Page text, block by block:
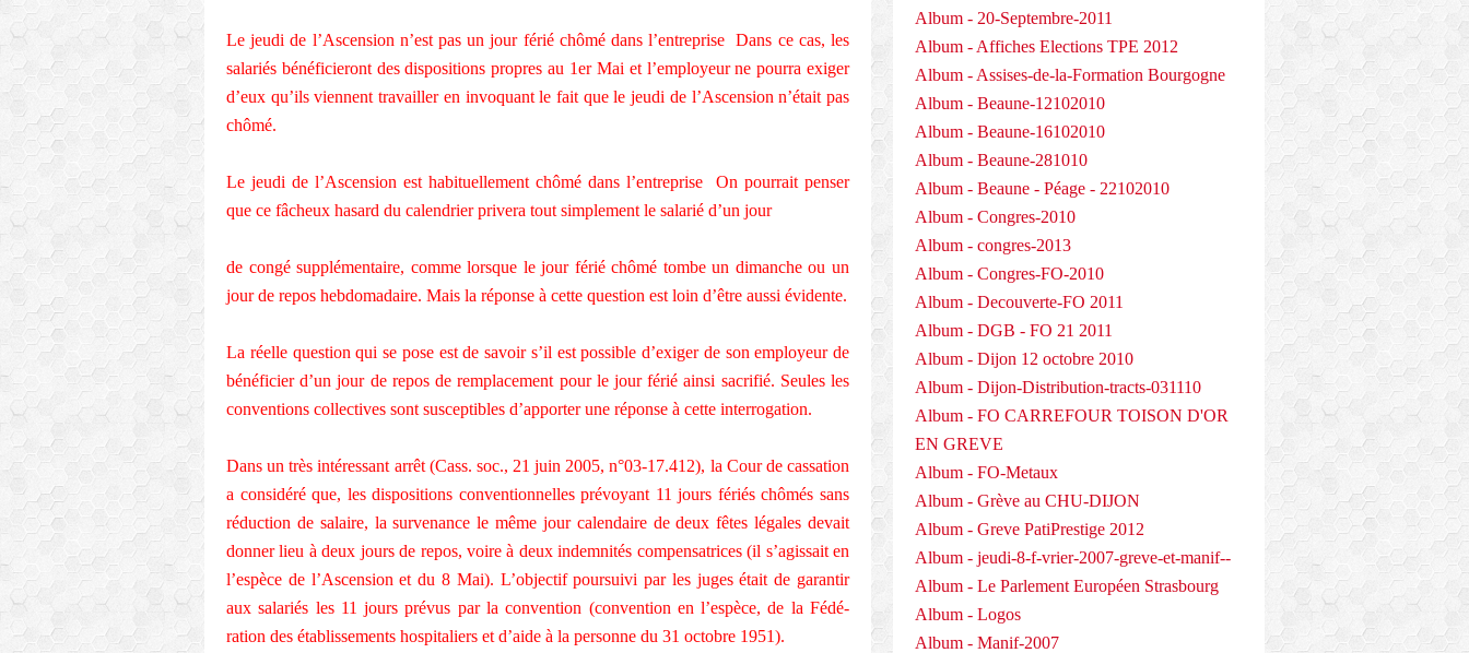
Le jeudi de l’Ascension n’est pas un jour férié chômé dans l’entreprise Dans ce cas, les
salariés bénéficieront des dispositions propres au 1er Mai et l’employeur ne pourra exiger
d’eux qu’ils viennent travailler en invoquant le fait que le jeudi de l’Ascension n’était pas
chômé.
Le jeudi de l’Ascension est habituellement chômé dans l’entreprise On pourrait penser
que ce fâcheux hasard du calendrier privera tout simplement le salarié d’un jour
de congé supplémentaire, comme lorsque le jour férié chômé tombe un dimanche ou un
jour de repos hebdomadaire. Mais la réponse à cette question est loin d’être aussi évidente.
La réelle question qui se pose est de savoir s’il est possible d’exiger de son employeur de
bénéficier d’un jour de repos de remplacement pour le jour férié ainsi sacrifié. Seules les
conventions collectives sont susceptibles d’apporter une réponse à cette interrogation.
Dans un très intéressant arrêt (Cass. soc., 21 juin 2005, n°03-17.412), la Cour de cassation
a considéré que, les dispositions conventionnelles prévoyant 11 jours fériés chômés sans
réduction de salaire, la survenance le même jour calendaire de deux fêtes légales devait
donner lieu à deux jours de repos, voire à deux indemnités compensatrices (il s’agissait en
l’espèce de l’Ascension et du 8 Mai). L’objectif poursuivi par les juges était de garantir
aux salariés les 11 jours prévus par la convention (convention en l’espèce, de la Fédé-
ration des établissements hospitaliers et d’aide à la personne du 31 octobre 1951).
Album - 20-Septembre-2011
Album - Affiches Elections TPE 2012
Album - Assises-de-la-Formation Bourgogne
Album - Beaune-12102010
Album - Beaune-16102010
Album - Beaune-281010
Album - Beaune - Péage - 22102010
Album - Congres-2010
Album - congres-2013
Album - Congres-FO-2010
Album - Decouverte-FO 2011
Album - DGB - FO 21 2011
Album - Dijon 12 octobre 2010
Album - Dijon-Distribution-tracts-031110
Album - FO CARREFOUR TOISON D'OR
EN GREVE
Album - FO-Metaux
Album - Grève au CHU-DIJON
Album - Greve PatiPrestige 2012
Album - jeudi-8-f-vrier-2007-greve-et-manif--
Album - Le Parlement Européen Strasbourg
Album - Logos
Album - Manif-2007